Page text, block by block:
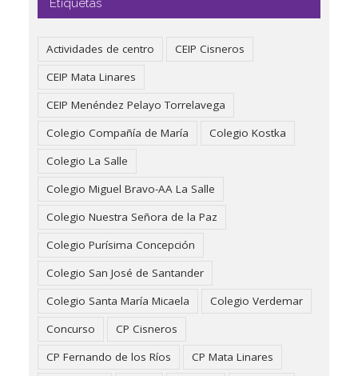
Actividades de centro
CEIP Cisneros
CEIP Mata Linares
CEIP Menéndez Pelayo Torrelavega
Colegio Compañía de María
Colegio Kostka
Colegio La Salle
Colegio Miguel Bravo-AA La Salle
Colegio Nuestra Señora de la Paz
Colegio Purísima Concepción
Colegio San José de Santander
Colegio Santa María Micaela
Colegio Verdemar
Concurso
CP Cisneros
CP Fernando de los Ríos
CP Mata Linares